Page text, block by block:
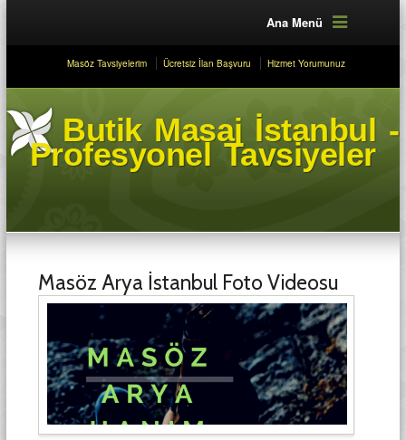
Ana Menü
Masöz Tavsiyelerim Ücretsiz İlan Başvuru Hizmet Yorumunuz
Butik Masaj İstanbul -
Profesyonel Tavsiyeler
Masöz Arya İstanbul Foto Videosu